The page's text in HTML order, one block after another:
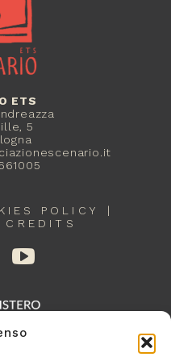
ETS
5
POLICY
CREDITS